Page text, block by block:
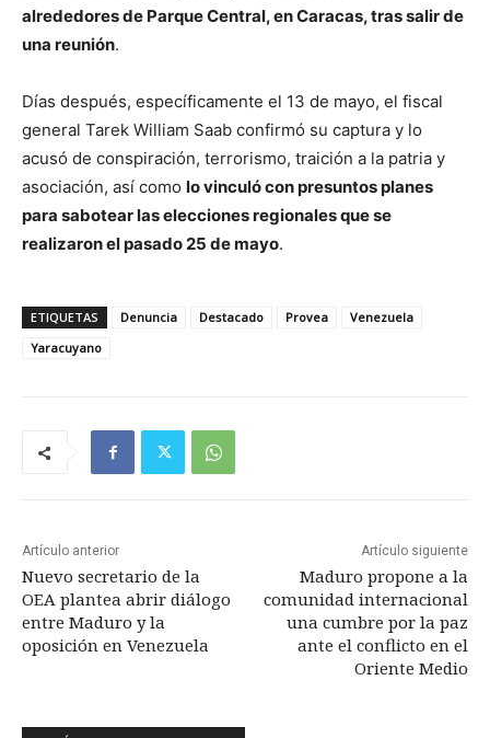
alrededores de Parque Central, en Caracas, tras salir de
una reunión.
Días después, específicamente el 13 de mayo, el fiscal
general Tarek William Saab confirmó su captura y lo
acusó de conspiración, terrorismo, traición a la patria y
asociación, así como lo vinculó con presuntos planes
para sabotear las elecciones regionales que se
realizaron el pasado 25 de mayo.
ETIQUETAS Denuncia Destacado Provea
Venezuela
Yaracuyano
Artículo anterior
Nuevo secretario de la
OEA plantea abrir diálogo
entre Maduro y la
oposición en Venezuela
Artículo siguiente
Maduro propone a la
comunidad internacional
una cumbre por la paz
ante el conflicto en el
Oriente Medio